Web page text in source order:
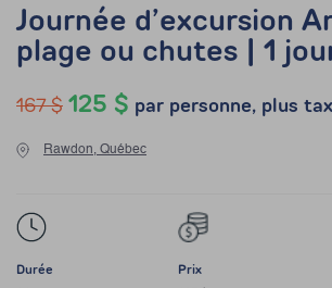
Journée d’excursion
plage ou chutes | 1
167 $ 125 $ par personne, plus
Rawdon, Québec
Durée Prix